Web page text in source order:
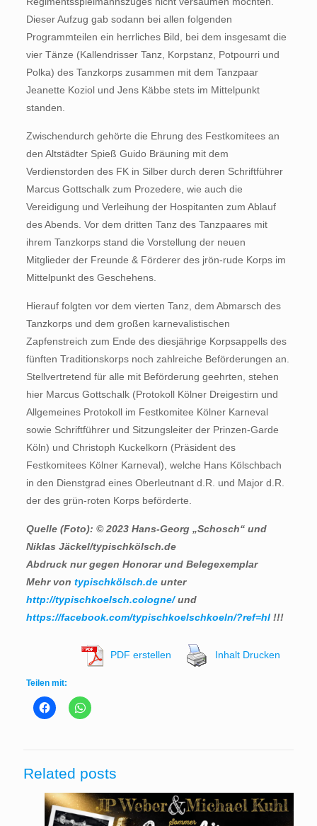
Dieser Aufzug gab sodann bei allen folgenden
Programmteilen ein herrliches Bild, bei dem insgesamt die
vier Tänze (Kallendrisser Tanz, Korpstanz, Potpourri und
Polka) des Tanzkorps zusammen mit dem Tanzpaar
Jeanette Koziol und Jens Käbbe stets im Mittelpunkt
standen.
Zwischendurch gehörte die Ehrung des Festkomitees an
den Altstädter Spieß Guido Bräuning mit dem
Verdienstorden des FK in Silber durch deren Schriftführer
Marcus Gottschalk zum Prozedere, wie auch die
Vereidigung und Verleihung der Hospitanten zum Ablauf
des Abends. Vor dem dritten Tanz des Tanzpaares mit
ihrem Tanzkorps stand die Vorstellung der neuen
Mitglieder der Freunde & Förderer des jrön-rude Korps im
Mittelpunkt des Geschehens.
Hierauf folgten vor dem vierten Tanz, dem Abmarsch des
Tanzkorps und dem großen karnevalistischen
Zapfenstreich zum Ende des diesjährige Korpsappells des
fünften Traditionskorps noch zahlreiche Beförderungen an.
Stellvertretend für alle mit Beförderung geehrten, stehen
hier Marcus Gottschalk (Protokoll Kölner Dreigestirn und
Allgemeines Protokoll im Festkomitee Kölner Karneval
sowie Schriftführer und Sitzungsleiter der Prinzen-Garde
Köln) und Christoph Kuckelkorn (Präsident des
Festkomitees Kölner Karneval), welche Hans Kölschbach
in den Dienstgrad eines Oberleutnant d.R. und Major d.R.
der des grün-roten Korps beförderte.
Quelle (Foto): © 2023 Hans-Georg „Schosch“ und
Niklas Jäckel/typischkölsch.de
Abdruck nur gegen Honorar und Belegexemplar
Mehr von typischkölsch.deunter
http://typischkoelsch.cologne/und
https://facebook.com/typischkoelschkoeln/?ref=hl!!!
PDF erstellen Inhalt Drucken
Teilen mit:
Related posts